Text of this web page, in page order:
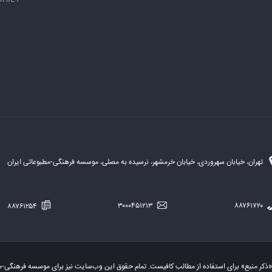
تهران، خیابان سهروردی، خیابان خرمشهر، نرسیده به مصلی، موسسه فرهنگی-مطبوعاتی ایران
«ذکر منبع» برای استفاده از مطالب کافیست. تمام حقوق این وب‌سایت نیز برای موسسه